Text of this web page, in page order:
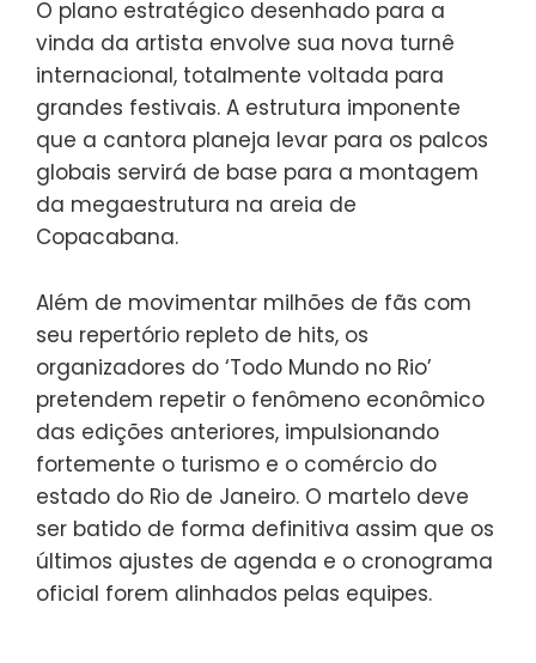
O plano estratégico desenhado para a
vinda da artista envolve sua nova turnê
internacional, totalmente voltada para
grandes festivais. A estrutura imponente
que a cantora planeja levar para os palcos
globais servirá de base para a montagem
da megaestrutura na areia de
Copacabana.
Além de movimentar milhões de fãs com
seu repertório repleto de hits, os
organizadores do ‘Todo Mundo no Rio’
pretendem repetir o fenômeno econômico
das edições anteriores, impulsionando
fortemente o turismo e o comércio do
estado do Rio de Janeiro. O martelo deve
ser batido de forma definitiva assim que os
últimos ajustes de agenda e o cronograma
oficial forem alinhados pelas equipes.